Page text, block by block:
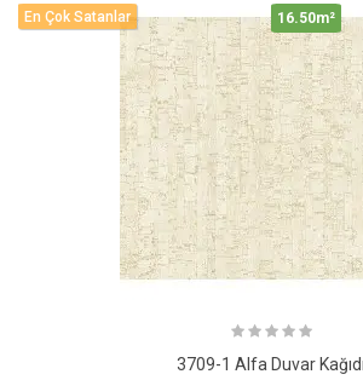
En Çok Satanlar 16.50m²
3709-1 Alfa Duvar Kağıdı